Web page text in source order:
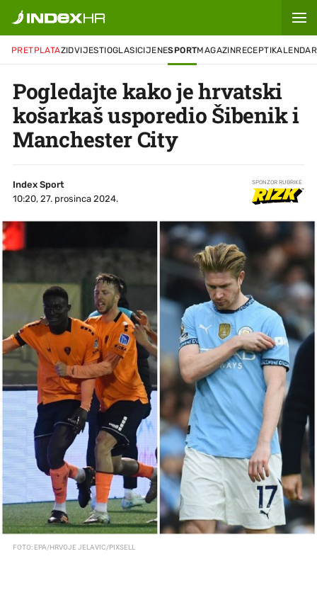
PRETPLATAZIDVIJESTIOGLASICIJENESPORTMAGAZINRECEPTIKALENDAR
Pogledajte kako je hrvatski
košarkaš usporedio Šibenik i
Manchester City
Index Sport
10:20, 27. prosinca 2024.
SPONZOR RUBRIKE
FOTO: EPA/HRVOJE JELAVIC/PIXSELL